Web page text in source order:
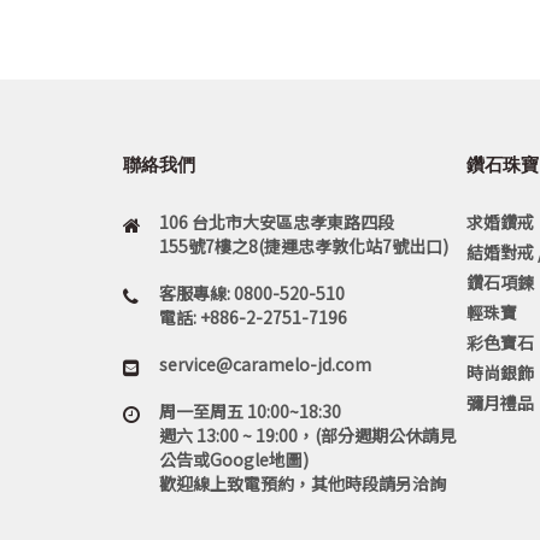
聯絡我們
106 台北市大安區忠孝東路四段
155號7樓之8(捷運忠孝敦化站7號出口)
客服專線: 0800-520-510
電話: +886-2-2751-7196
service@caramelo-jd.com
周一至周五 10:00~18:30
週六 13:00 ~ 19:00，(部分週期公休請見
公告或Google地圖)
歡迎線上致電預約，其他時段請另洽詢
鑽石珠寶
求婚鑽戒
結婚對戒
鑽石項鍊
輕珠寶
彩色寶石
時尚銀飾
彌月禮品